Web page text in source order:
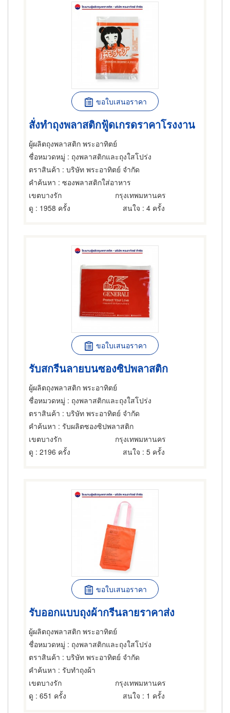
ขอใบเสนอราคา
สั่งทำถุงพลาสติกฟู้ดเกรดราคาโรงงาน
ผู้ผลิตถุงพลาสติก พระอาทิตย์
ชื่อหมวดหมู่ : ถุงพลาสติกและถุงใสโปร่ง
ตราสินค้า : บริษัท พระอาทิตย์ จำกัด
คำค้นหา : ซองพลาสติกใส่อาหาร
เขตบางรัก
กรุงเทพมหานคร
ดู : 1958 ครั้ง สนใจ : 4 ครั้ง
ขอใบเสนอราคา
รับสกรีนลายบนซองซิปพลาสติก
ผู้ผลิตถุงพลาสติก พระอาทิตย์
ชื่อหมวดหมู่ : ถุงพลาสติกและถุงใสโปร่ง
ตราสินค้า : บริษัท พระอาทิตย์ จำกัด
คำค้นหา : รับผลิตซองซิปพลาสติก
เขตบางรัก
กรุงเทพมหานคร
ดู : 2196 ครั้ง สนใจ : 5 ครั้ง
ขอใบเสนอราคา
รับออกแบบถุงผ้ากรีนลายราคาส่ง
ผู้ผลิตถุงพลาสติก พระอาทิตย์
ชื่อหมวดหมู่ : ถุงพลาสติกและถุงใสโปร่ง
ตราสินค้า : บริษัท พระอาทิตย์ จำกัด
คำค้นหา : รับทำถุงผ้า
เขตบางรัก
กรุงเทพมหานคร
ดู : 651 ครั้ง สนใจ : 1 ครั้ง